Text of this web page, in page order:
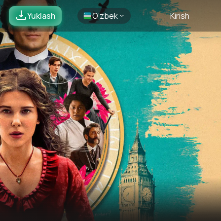
Yuklash O’zbek Kirish